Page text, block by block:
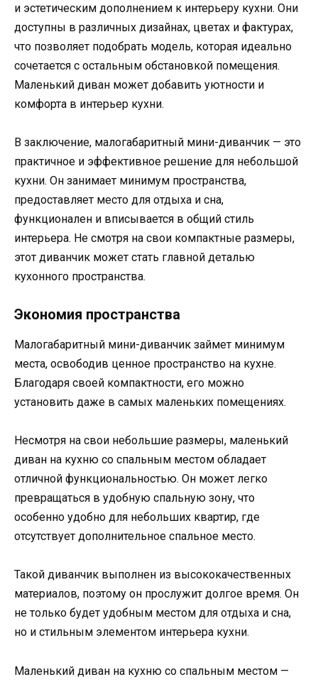
и эстетическим дополнением к интерьеру кухни. Они
доступны в различных дизайнах, цветах и фактурах,
что позволяет подобрать модель, которая идеально
сочетается с остальным обстановкой помещения.
Маленький диван может добавить уютности и
комфорта в интерьер кухни.
В заключение, малогабаритный мини-диванчик — это
практичное и эффективное решение для небольшой
кухни. Он занимает минимум пространства,
предоставляет место для отдыха и сна,
функционален и вписывается в общий стиль
интерьера. Не смотря на свои компактные размеры,
этот диванчик может стать главной деталью
кухонного пространства.
Экономия пространства
Малогабаритный мини-диванчик займет минимум
места, освободив ценное пространство на кухне.
Благодаря своей компактности, его можно
установить даже в самых маленьких помещениях.
Несмотря на свои небольшие размеры, маленький
диван на кухню со спальным местом обладает
отличной функциональностью. Он может легко
превращаться в удобную спальную зону, что
особенно удобно для небольших квартир, где
отсутствует дополнительное спальное место.
Такой диванчик выполнен из высококачественных
материалов, поэтому он прослужит долгое время. Он
не только будет удобным местом для отдыха и сна,
но и стильным элементом интерьера кухни.
Маленький диван на кухню со спальным местом —